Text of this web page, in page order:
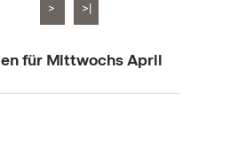
> >|
für Mittwochs April